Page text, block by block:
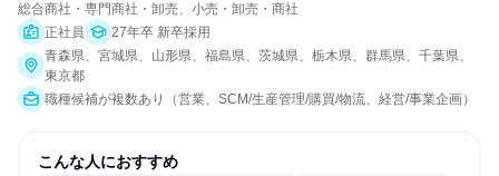
総合商社・専門商社・卸売、小売・卸売・商社
正社員
27年卒 新卒採用
青森県、宮城県、山形県、福島県、茨城県、栃木県、群馬県、千葉県、
東京都
職種候補が複数あり（営業、SCM/生産管理/購買/物流、経営/事業企画）
こんな人におすすめ